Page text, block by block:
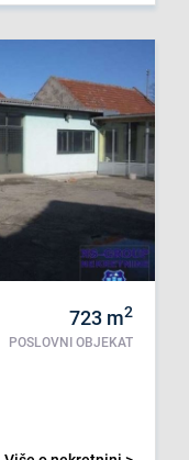
723 m2
POSLOVNI OBJEKAT